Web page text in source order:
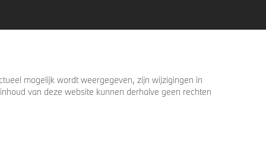
mogelijk wordt weergegeven, zijn wijzigingen in
van deze website kunnen derhalve geen rechten